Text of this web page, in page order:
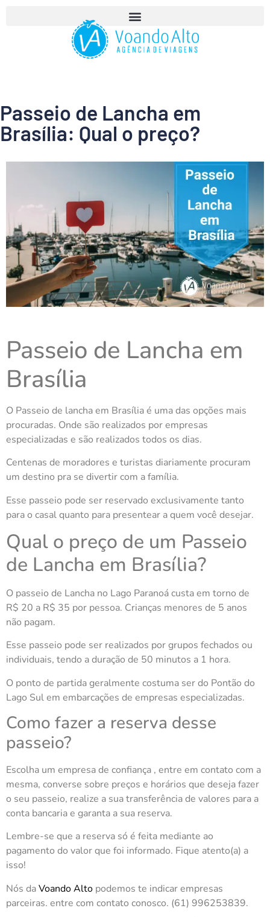
Passeio de Lancha em
Brasília: Qual o preço?
Passeio de Lancha em
Brasília
O Passeio de lancha em Brasília é uma das opções mais
procuradas. Onde são realizados por empresas
especializadas e são realizados todos os dias.
Centenas de moradores e turistas diariamente procuram
um destino pra se divertir com a família.
Esse passeio pode ser reservado exclusivamente tanto
para o casal quanto para presentear a quem você desejar.
Qual o preço de um Passeio
de Lancha em Brasília?
O passeio de Lancha no Lago Paranoá custa em torno de
R$ 20 a R$ 35 por pessoa. Crianças menores de 5 anos
não pagam.
Esse passeio pode ser realizados por grupos fechados ou
individuais, tendo a duração de 50 minutos a 1 hora.
O ponto de partida geralmente costuma ser do Pontão do
Lago Sul em embarcações de empresas especializadas.
Como fazer a reserva desse
passeio?
Escolha um empresa de confiança , entre em contato com a
mesma, converse sobre preços e horários que deseja fazer
o seu passeio, realize a sua transferência de valores para a
conta bancaria e garanta a sua reserva.
Lembre-se que a reserva só é feita mediante ao
pagamento do valor que foi informado. Fique atento(a) a
isso!
Nós daVoando Alto podemos te indicar empresas
parceiras. entre com contato conosco. (61) 996253839.